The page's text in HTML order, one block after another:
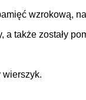
wzrokową,
także zostały
wierszyk.